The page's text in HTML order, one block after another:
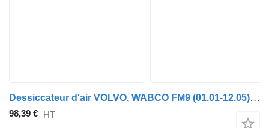
Dessiccateur d'air VOLVO, WABCO FM9 (01.01-12.05) 4324250070 pour tracteur routier Volvo FM7-FM12, FM, FMX (1998-2014)
98,39 € HT